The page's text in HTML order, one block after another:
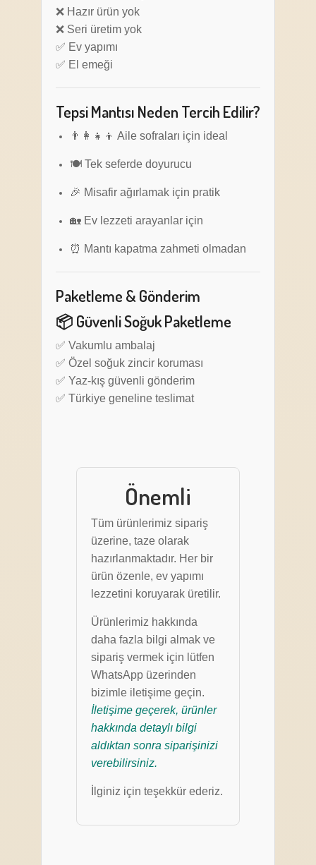
❌ Hazır ürün yok
❌ Seri üretim yok
✅ Ev yapımı
✅ El emeği
Tepsi Mantısı Neden Tercih Edilir?
👨‍👩‍👧‍👦 Aile sofraları için ideal
🍽️ Tek seferde doyurucu
🎉 Misafir ağırlamak için pratik
🏡 Ev lezzeti arayanlar için
⏰ Mantı kapatma zahmeti olmadan
Paketleme & Gönderim
📦 Güvenli Soğuk Paketleme
✅ Vakumlu ambalaj
✅ Özel soğuk zincir koruması
✅ Yaz-kış güvenli gönderim
✅ Türkiye geneline teslimat
Önemli
Tüm ürünlerimiz sipariş
üzerine, taze olarak
hazırlanmaktadır. Her bir
ürün özenle, ev yapımı
lezzetini koruyarak üretilir.
Ürünlerimiz hakkında
daha fazla bilgi almak ve
sipariş vermek için lütfen
WhatsApp üzerinden
bizimle iletişime geçin.
İletişime geçerek, ürünler
hakkında detaylı bilgi
aldıktan sonra siparişinizi
verebilirsiniz.
İlginiz için teşekkür ederiz.